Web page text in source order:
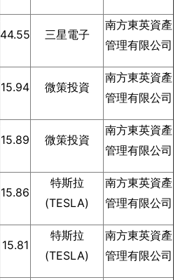
44.55 三星電子
南方東英資產
管理有限公司
15.94 微策投資
南方東英資產
管理有限公司
15.89 微策投資
南方東英資產
管理有限公司
15.86
特斯拉
(TESLA)
南方東英資產
管理有限公司
15.81
特斯拉
(TESLA)
南方東英資產
管理有限公司